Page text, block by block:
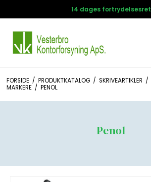
14 dages fortrydelsesret
FORSIDE / PRODUKTKATALOG / SKRIVEARTIKLER /
MARKERE / PENOL
Penol